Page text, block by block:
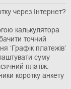
через Інтернет?
калькулятора
точний
‘Графік платежів’
суму
платіж.
коротку анкету